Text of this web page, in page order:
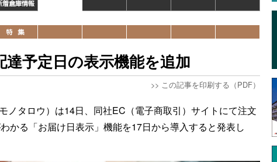
予定日の表示機能を追加
>> この記事を印刷する（PDF）
ノタロウ）は14日、同社EC（電子商取引）サイトにて注文
かる「お届け日表示」機能を17日から導入すると発表し